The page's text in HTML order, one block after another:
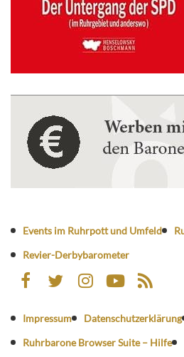
Events im Ruhrpott und Umfeld
Revier-Derbybarometer
Impressum Datenschutzerklärung
Ruhrbarone Browser Suite – Hilfe